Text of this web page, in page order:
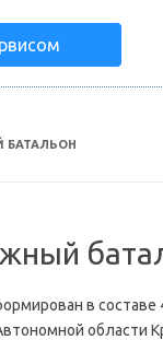
в составе
области